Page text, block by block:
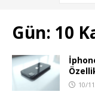
Gün: 10
10/